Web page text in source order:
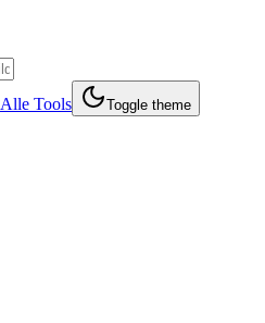
Alle Tools Toggle theme